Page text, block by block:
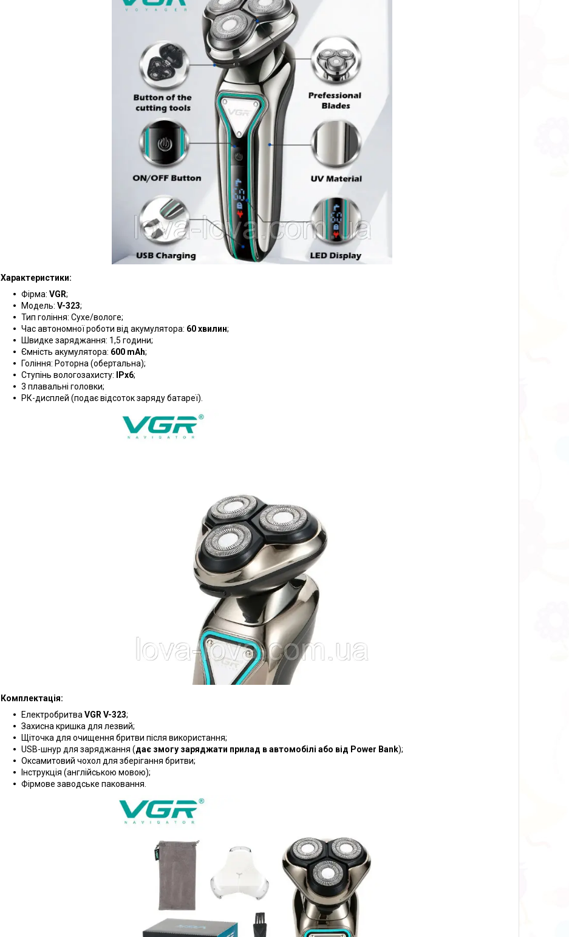
Характеристики:
Фірма: VGR;
Модель: V-323;
Тип гоління: Сухе/вологе;
Час автономної роботи від акумулятора: 60 хвилин;
Швидке заряджання: 1,5 години;
Ємність акумулятора: 600 mAh;
Гоління: Роторна (обертальна);
Ступінь вологозахисту:
IPx6;
3 плавальні головки;
РК-дисплей (подає відсоток заряду батареї).
Комплектація:
ЕлектробритваVGR V-323;
Захисна кришка для лезвий;
Щіточка для очищення бритви після використання;
USB-шнур для заряджання (дає змогу заряджати прилад в автомобілі або від Power Bank);
Оксамитовий чохол для зберігання бритви;
Інструкція (англійською мовою);
Фірмове заводське паковання.